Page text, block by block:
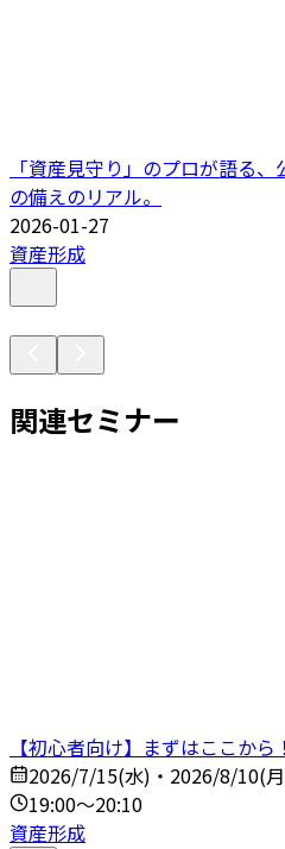
「資産見守り」のプロが語る、
の備えのリアル。
2026-01-27
資産形成
関連セミナー
【初心者向け】まずはここか
2026/7/15(水)・2026/8/10(
19:00～20:10
資産形成